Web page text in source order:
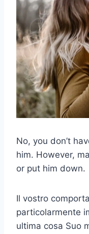
No, you don’t
him. However,
or put him down.
Il vostro
particolarmente
ultima cosa Suo